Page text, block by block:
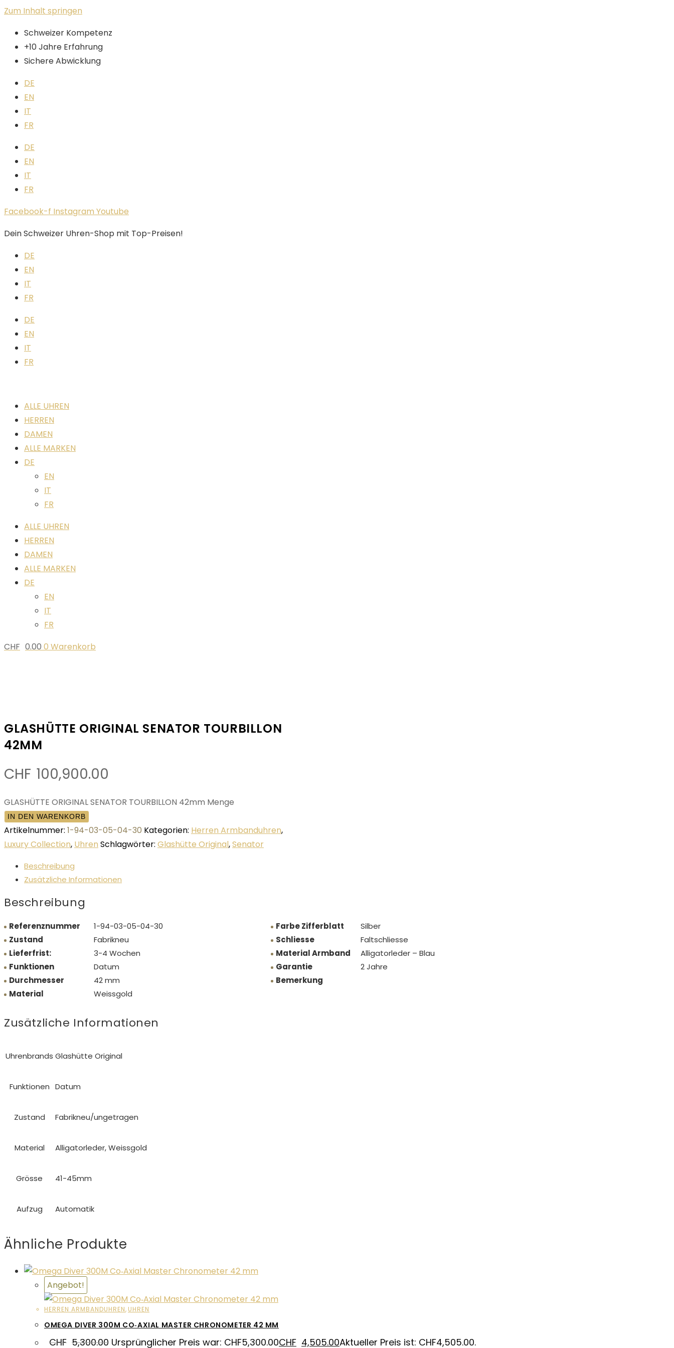
Zum Inhalt springen
Schweizer Kompetenz
+10 Jahre Erfahrung
Sichere Abwicklung
DE
EN
IT
FR
DE
EN
IT
FR
Facebook-f Instagram Youtube
Dein Schweizer Uhren-Shop mit Top-Preisen!
DE
EN
IT
FR
DE
EN
IT
FR
ALLE UHREN
HERREN
DAMEN
ALLE MARKEN
DE
EN
IT
FR
ALLE UHREN
HERREN
DAMEN
ALLE MARKEN
DE
EN
IT
FR
CHF 0.00 0 Warenkorb
GLASHÜTTE ORIGINAL SENATOR TOURBILLON
42MM
CHF 100,900.00
GLASHÜTTE ORIGINAL SENATOR TOURBILLON 42mm Menge
IN DEN WARENKORB
Artikelnummer: 1-94-03-05-04-30 Kategorien: Herren Armbanduhren,
Luxury Collection, Uhren Schlagwörter: Glashütte Original,Senator
Beschreibung
Zusätzliche Informationen
Beschreibung
Referenznummer
1-94-03-05-04-30
Zustand
Fabrikneu
Lieferfrist:
3-4 Wochen
Funktionen
Datum
Durchmesser
42 mm
Material
Weissgold
Farbe Zifferblatt
Silber
Schliesse
Faltschliesse
Material Armband
Alligatorleder – Blau
Garantie
2 Jahre
Bemerkung
Zusätzliche Informationen
Uhrenbrands Glashütte Original
Funktionen Datum
Zustand Fabrikneu/ungetragen
Material Alligatorleder, Weissgold
Grösse 41-45mm
Aufzug Automatik
Ähnliche Produkte
Angebot!
HERREN ARMBANDUHREN, UHREN
OMEGA DIVER 300M CO‑AXIAL MASTER CHRONOMETER 42 MM
CHF 5,300.00 Ursprünglicher Preis war: CHF5,300.00CHF 4,505.00Aktueller Preis ist: CHF4,505.00.